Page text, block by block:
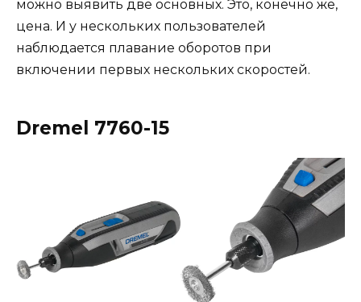
можно выявить две основных. Это, конечно же,
цена. И у нескольких пользователей
наблюдается плавание оборотов при
включении первых нескольких скоростей.
Dremel 7760-15